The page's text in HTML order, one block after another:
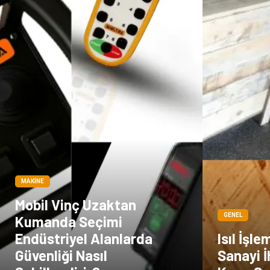
MAKINE
Mobil Vinç Uzaktan
Kumanda Seçimi
Endüstriyel Alanlarda
Güvenliği Nasıl
GENEL
Isıl
Sanayi